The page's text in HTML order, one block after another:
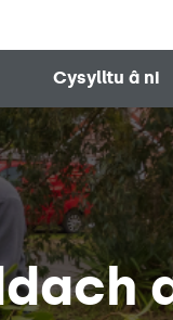
Cysylltu â ni